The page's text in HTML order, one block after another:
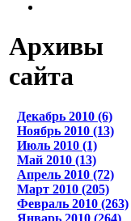
Архивы
сайта
Декабрь 2010 (6)
Ноябрь 2010 (13)
Июль 2010 (1)
Май 2010 (13)
Апрель 2010 (72)
Март 2010 (205)
Февраль 2010 (263)
Январь 2010 (264)